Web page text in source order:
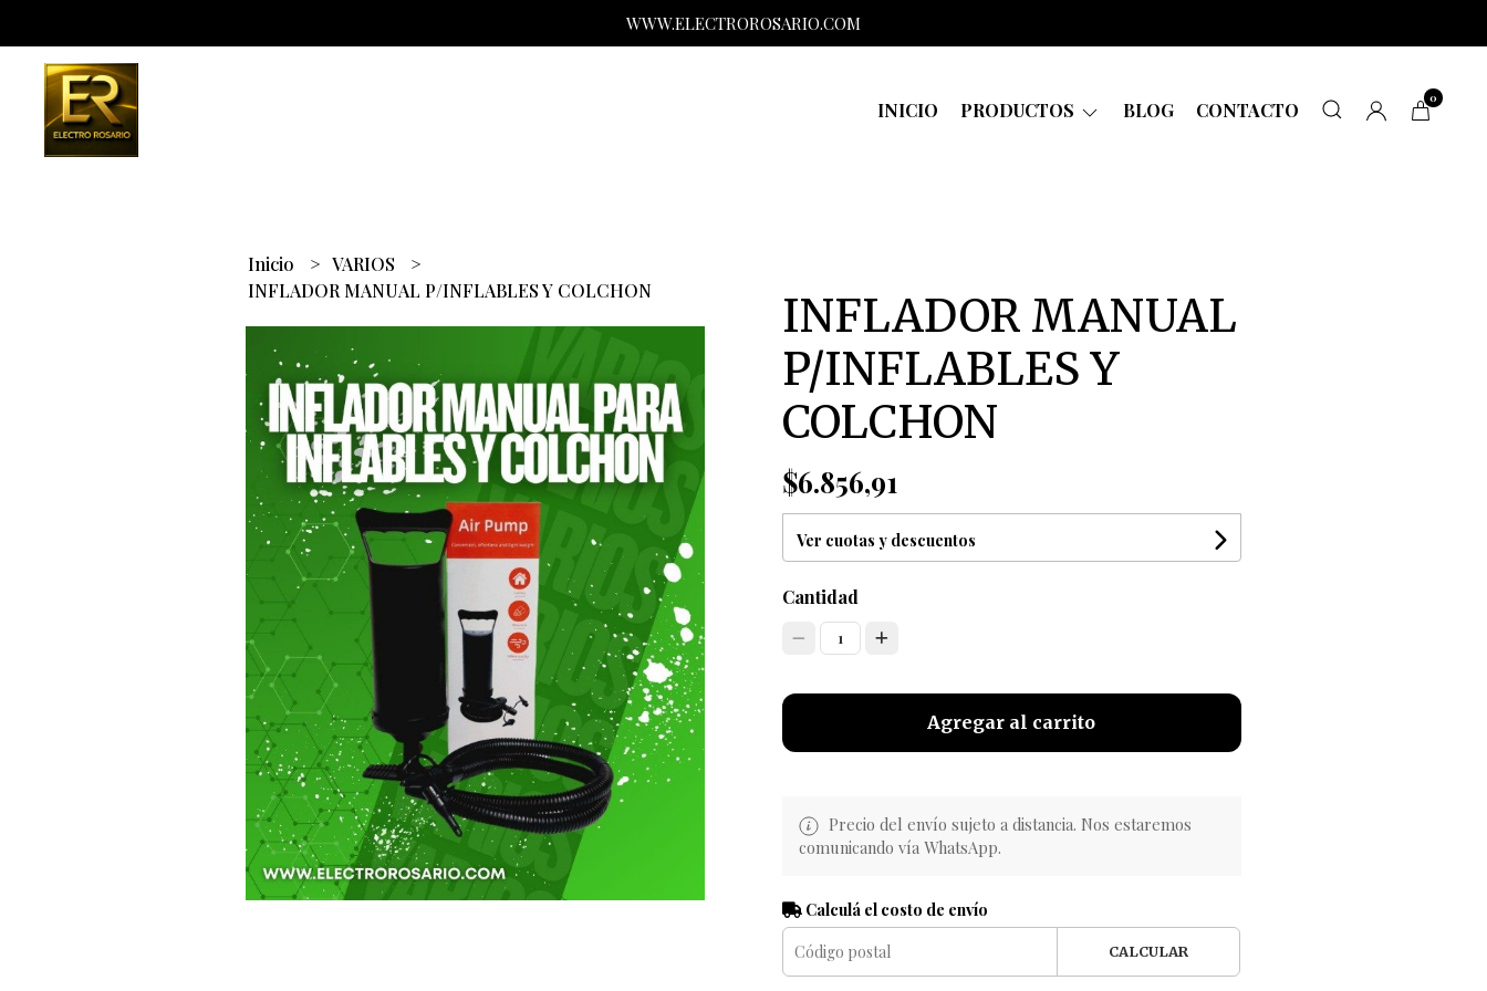
WWW.ELECTROROSARIO.COM
INICIO PRODUCTOS BLOG CONTACTO
0
Inicio
VARIOS
INFLADOR MANUAL P/INFLABLES Y COLCHON
INFLADOR MANUAL
P/INFLABLES Y
COLCHON
$6.856,91
Ver cuotas y descuentos
Cantidad
1
Agregar al carrito
Precio del envío sujeto a distancia. Nos estaremos
comunicando vía WhatsApp.
Calculá el costo de envío
CALCULAR